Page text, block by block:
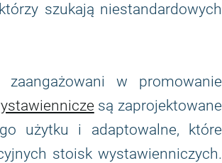
szukają niestandardowych
w promowanie
są zaprojektowane
użytku i adaptowalne, które
stoisk wystawienniczych.